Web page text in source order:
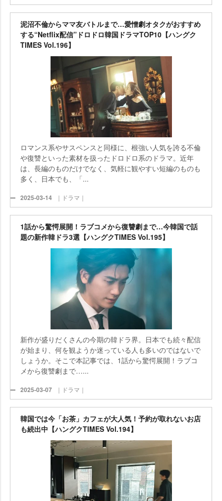
泥沼不倫からママ友バトルまで…愛憎劇オタクがおすすめ
する“Netflix配信”ドロドロ韓国ドラマTOP10【ハングク
TIMES Vol.196】
ロマンス系やサスペンスと同様に、根強い人気を誇る不倫
復讐といった素材を扱ったドロドロ系のドラマ。近年
は、長編のものだけでなく、気軽に観やすい短編のものも
多く、日本でも、「...
2025-03-14 ｜ドラマ｜
1話から驚愕展開！ラブコメから復讐劇まで…今韓国で話
題の新作韓ドラ3選【ハングクTIMES Vol.195】
新作が盛りだくさんの今期の韓ドラ界。日本でも続々配信
が始まり、何を観ようか迷っている人も多いのではないで
しょうか。そこで本記事では、1話から驚愕展開！ラブコ
メから復讐劇まで…...
2025-03-07 ｜ドラマ｜
韓国では今「お茶」カフェが大人気！予約が取れないお店
も続出中【ハングクTIMES Vol.194】